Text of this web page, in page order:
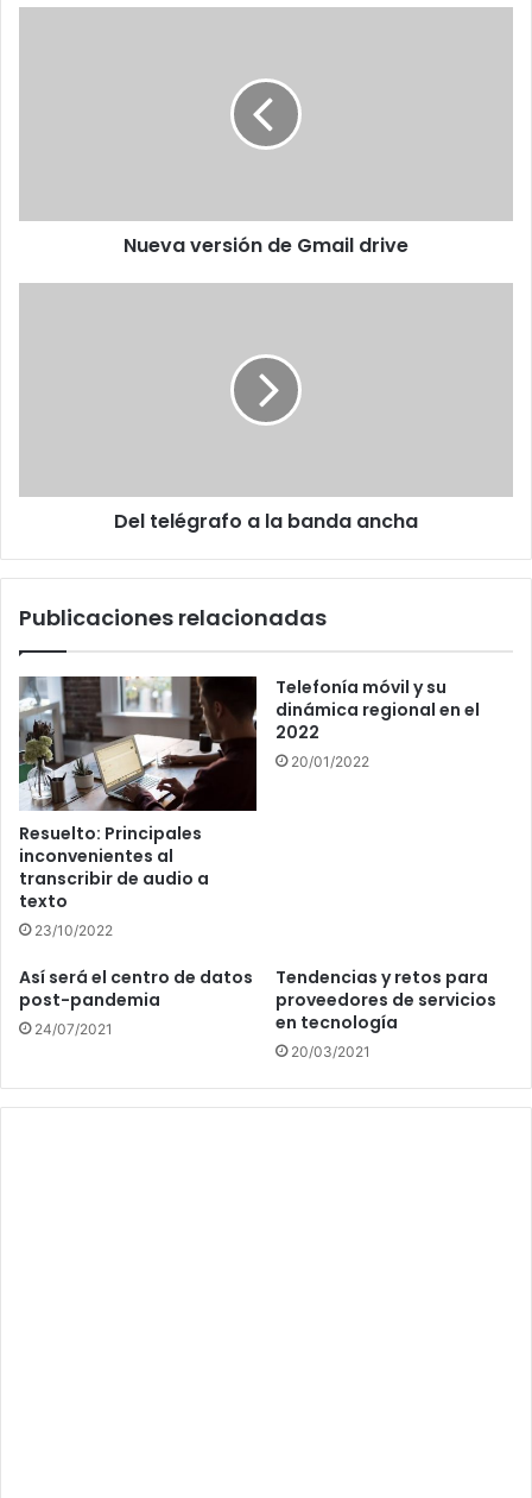
Nueva versión de Gmail drive
Del telégrafo a la banda ancha
Publicaciones relacionadas
Resuelto: Principales
inconvenientes al
transcribir de audio a
texto
23/10/2022
Telefonía móvil y su
dinámica regional en el
2022
20/01/2022
Así será el centro de datos
post-pandemia
24/07/2021
Tendencias y retos para
proveedores de servicios
en tecnología
20/03/2021